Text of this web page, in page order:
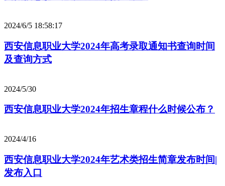
2024/6/5 18:58:17
西安信息职业大学2024年高考录取通知书查询时间
及查询方式
2024/5/30
西安信息职业大学2024年招生章程什么时候公布？
2024/4/16
西安信息职业大学2024年艺术类招生简章发布时间|
发布入口